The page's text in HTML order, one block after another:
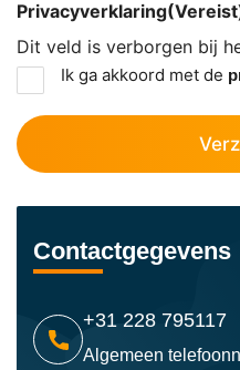
Dit veld is verborgen bij
Privacyverklaring
Ik ga akkoord met de
Contactgegevens
+31 228 795117
Algemeen